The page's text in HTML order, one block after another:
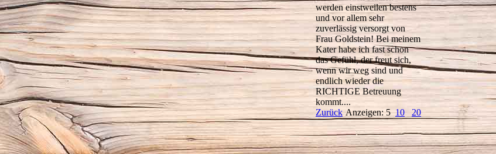
werden einstweilen bestens
und vor allem sehr
zuverlässig versorgt von
Frau Goldstein! Bei meinem
Kater habe ich fast schon
das Gefühl, der freut sich,
wenn wir weg sind und
endlich wieder die
RICHTIGE Betreuung
kommt....
Zurück Anzeigen: 5 10 20